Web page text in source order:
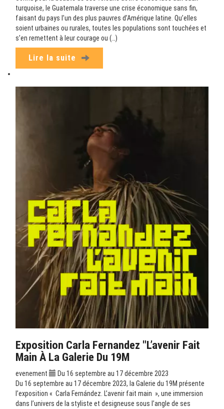
turquoise, le Guatemala traverse une crise économique sans fin,
faisant du pays l’un des plus pauvres d’Amérique latine. Qu’elles
soient urbaines ou rurales, toutes les populations sont touchées et
s’en remettent à leur courage ou (…)
Lire la suite
Exposition Carla Fernandez "L’avenir Fait
Main À La Galerie Du 19M
evenement
Du 16 septembre au 17 décembre 2023
Du 16 septembre au 17 décembre 2023, la Galerie du 19M présente
l’exposition « Carla Fernández. L’avenir fait main », une immersion
dans l’univers de la styliste et designeuse sous l’angle de ses